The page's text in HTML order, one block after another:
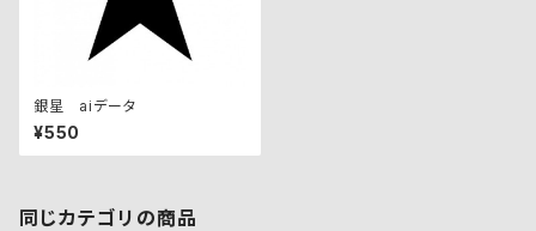
銀星 aiデータ
¥550
同じカテゴリの商品